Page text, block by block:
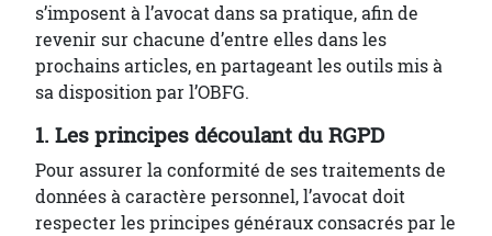
s’imposent à l’avocat dans sa pratique, afin de
revenir sur chacune d’entre elles dans les
prochains articles, en partageant les outils mis à
sa disposition par l’OBFG.
1. Les principes découlant du RGPD
Pour assurer la conformité de ses traitements de
données à caractère personnel, l’avocat doit
respecter les principes généraux consacrés par le